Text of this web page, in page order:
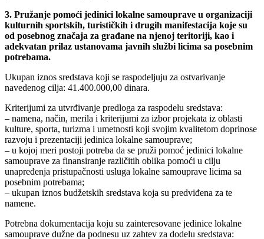
3. Pružanje pomoći jedinici lokalne samouprave u organizaciji
kulturnih sportskih, turističkih i drugih manifestacija koje su
od posebnog značaja za građane na njenoj teritoriji, kao i
adekvatan prilaz ustanovama javnih službi licima sa posebnim
potrebama.
Ukupan iznos sredstava koji se raspodeljuju za ostvarivanje
navedenog cilja: 41.400.000,00 dinara.
Kriterijumi za utvrđivanje predloga za raspodelu sredstava:
– namena, način, merila i kriterijumi za izbor projekata iz oblasti
kulture, sporta, turizma i umetnosti koji svojim kvalitetom doprinose
razvoju i prezentaciji jedinica lokalne samouprave;
– u kojoj meri postoji potreba da se pruži pomoć jedinici lokalne
samouprave za finansiranje različitih oblika pomoći u cilju
unapređenja pristupačnosti usluga lokalne samouprave licima sa
posebnim potrebama;
– ukupan iznos budžetskih sredstava koja su predviđena za te
namene.
Potrebna dokumentacija koju su zainteresovane jedinice lokalne
samouprave dužne da podnesu uz zahtev za dodelu sredstava: